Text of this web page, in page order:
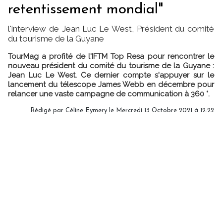
retentissement mondial"
l'interview de Jean Luc Le West, Président du comité
du tourisme de la Guyane
TourMag a profité de l'IFTM Top Resa pour rencontrer le
nouveau président du comité du tourisme de la Guyane :
Jean Luc Le West. Ce dernier compte s'appuyer sur le
lancement du télescope James Webb en décembre pour
relancer une vaste campagne de communication à 360 °.
Rédigé par Céline Eymery le Mercredi 13 Octobre 2021 à 12:22